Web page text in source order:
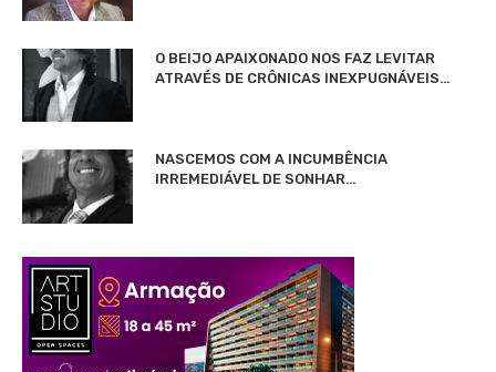
O BEIJO APAIXONADO NOS FAZ LEVITAR
ATRAVÉS DE CRÔNICAS INEXPUGNÁVEIS…
NASCEMOS COM A INCUMBÊNCIA
IRREMEDIÁVEL DE SONHAR…